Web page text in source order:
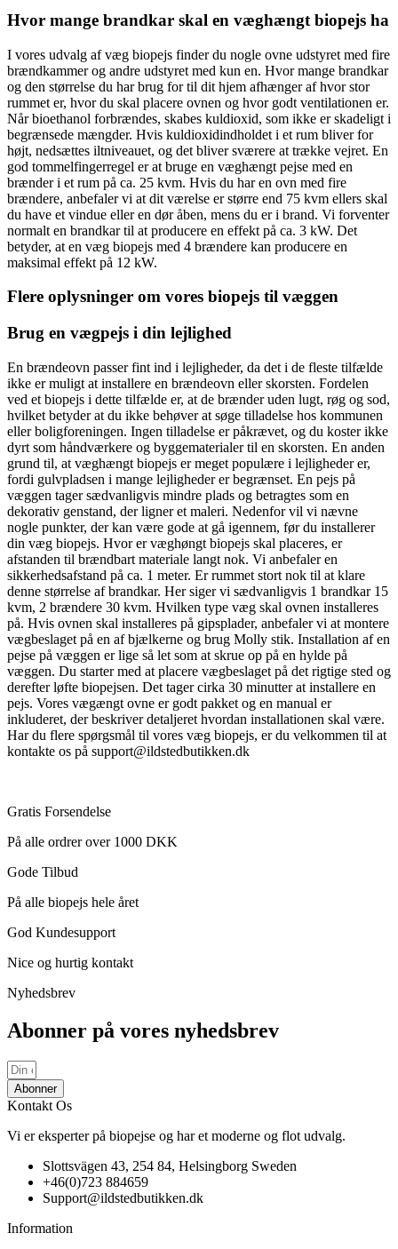
Hvor mange brandkar skal en væghængt biopejs ha
I vores udvalg af væg biopejs finder du nogle ovne udstyret med fire
brændkammer og andre udstyret med kun en. Hvor mange brandkar
og den størrelse du har brug for til dit hjem afhænger af hvor stor
rummet er, hvor du skal placere ovnen og hvor godt ventilationen er.
Når bioethanol forbrændes, skabes kuldioxid, som ikke er skadeligt i
begrænsede mængder. Hvis kuldioxidindholdet i et rum bliver for
højt, nedsættes iltniveauet, og det bliver sværere at trække vejret. En
god tommelfingerregel er at bruge en væghængt pejse med en
brænder i et rum på ca. 25 kvm. Hvis du har en ovn med fire
brændere, anbefaler vi at dit værelse er større end 75 kvm ellers skal
du have et vindue eller en dør åben, mens du er i brand. Vi forventer
normalt en brandkar til at producere en effekt på ca. 3 kW. Det
betyder, at en væg biopejs med 4 brændere kan producere en
maksimal effekt på 12 kW.
Flere oplysninger om vores biopejs til væggen
Brug en vægpejs i din lejlighed
En brændeovn passer fint ind i lejligheder, da det i de fleste tilfælde
ikke er muligt at installere en brændeovn eller skorsten. Fordelen
ved et biopejs i dette tilfælde er, at de brænder uden lugt, røg og sod,
hvilket betyder at du ikke behøver at søge tilladelse hos kommunen
eller boligforeningen. Ingen tilladelse er påkrævet, og du koster ikke
dyrt som håndværkere og byggematerialer til en skorsten. En anden
grund til, at væghængt biopejs er meget populære i lejligheder er,
fordi gulvpladsen i mange lejligheder er begrænset. En pejs på
væggen tager sædvanligvis mindre plads og betragtes som en
dekorativ genstand, der ligner et maleri. Nedenfor vil vi nævne
nogle punkter, der kan være gode at gå igennem, før du installerer
din væg biopejs. Hvor er væghøngt biopejs skal placeres, er
afstanden til brændbart materiale langt nok. Vi anbefaler en
sikkerhedsafstand på ca. 1 meter. Er rummet stort nok til at klare
denne størrelse af brandkar. Her siger vi sædvanligvis 1 brandkar 15
kvm, 2 brændere 30 kvm. Hvilken type væg skal ovnen installeres
på. Hvis ovnen skal installeres på gipsplader, anbefaler vi at montere
vægbeslaget på en af bjælkerne og brug Molly stik. Installation af en
pejse på væggen er lige så let som at skrue op på en hylde på
væggen. Du starter med at placere vægbeslaget på det rigtige sted og
derefter løfte biopejsen. Det tager cirka 30 minutter at installere en
pejs. Vores vægængt ovne er godt pakket og en manual er
inkluderet, der beskriver detaljeret hvordan installationen skal være.
Har du flere spørgsmål til vores væg biopejs, er du velkommen til at
kontakte os på support@ildstedbutikken.dk
Gratis Forsendelse
På alle ordrer over 1000 DKK
Gode Tilbud
På alle biopejs hele året
God Kundesupport
Nice og hurtig kontakt
Nyhedsbrev
Abonner på vores nyhedsbrev
Abonner
Kontakt Os
Vi er eksperter på biopejse og har et moderne og flot udvalg.
Slottsvägen 43, 254 84, Helsingborg Sweden
+46(0)723 884659
Support@ildstedbutikken.dk
Information